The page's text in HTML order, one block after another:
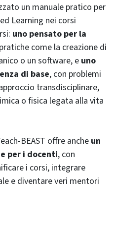
un manuale pratico per
Learning nei corsi
uno pensato per la
come la creazione di
o un software, e uno
di base, con problemi
transdisciplinare,
o fisica legata alla vita
BEAST offre anche un
per i docenti, con
i corsi, integrare
e diventare veri mentori